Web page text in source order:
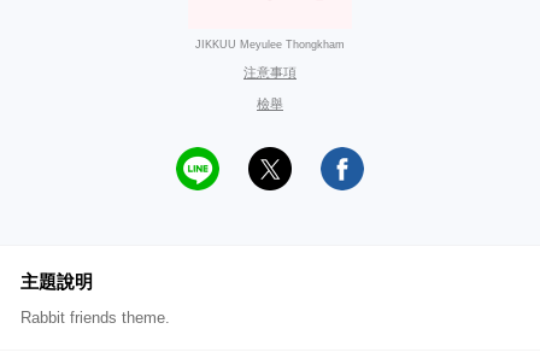
JIKKUU Meyulee Thongkham
注意事項
檢舉
主題說明
Rabbit friends theme.